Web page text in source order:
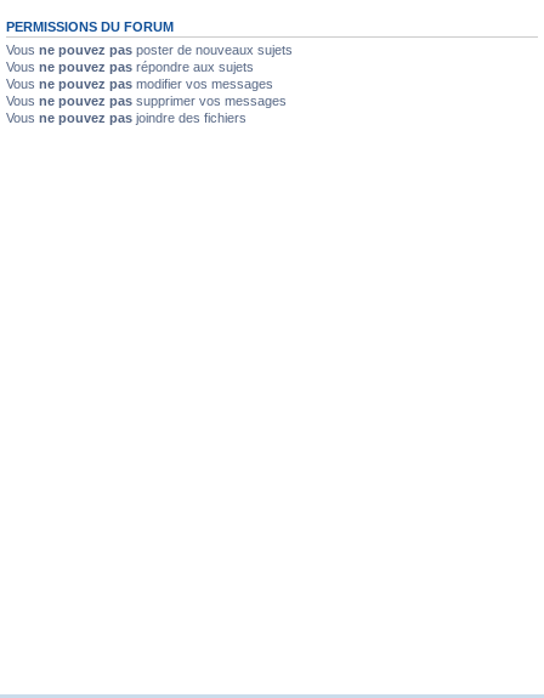
PERMISSIONS DU FORUM
Vous ne pouvez pas poster de nouveaux sujets
Vous ne pouvez pas répondre aux sujets
Vous ne pouvez pas modifier vos messages
Vous ne pouvez pas supprimer vos messages
Vous ne pouvez pas joindre des fichiers